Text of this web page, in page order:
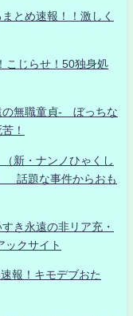
とめ速報！！激しく
こじらせ！50独身処
無職童貞- ぼっちな
！
新・ナンノひゃくし
話題な事件からおも
き永遠の非リア充・
ックサイト
報！キモデブおた